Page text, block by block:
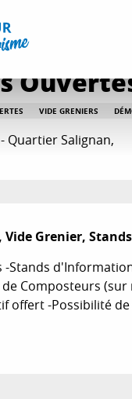
VIDE GRENIERS
Quartier Salignan,
Vide Grenier,
-Stands
Composteurs (sur
offert -Possibilité